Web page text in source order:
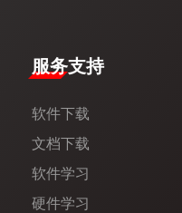
服务支持
软件下载
文档下载
软件学习
硬件学习